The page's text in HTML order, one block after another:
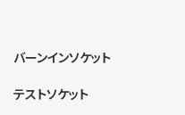
バーンインソケット
テストソケット